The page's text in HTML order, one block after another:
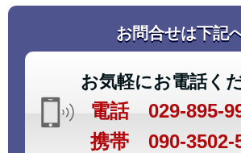
お問合せは下記
お気軽にお電話く
電話 029-895-
携帯 090-3502-